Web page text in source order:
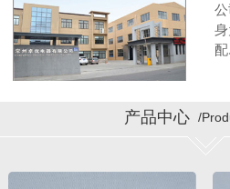
配
产品中心 /